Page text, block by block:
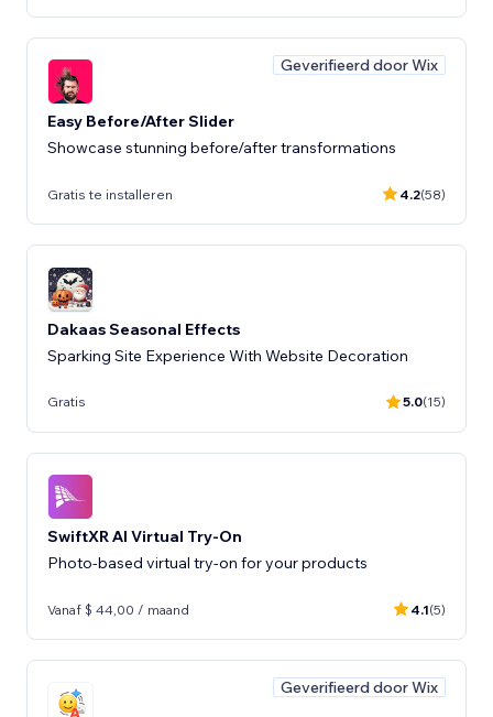
Geverifieerd door Wix
Easy Before/After Slider
Showcase stunning before/after transformations
Gratis te installeren 4.2(58)
Dakaas Seasonal Effects
Sparking Site Experience With Website Decoration
Gratis 5.0(15)
SwiftXR AI Virtual Try-On
Photo-based virtual try-on for your products
Vanaf $ 44,00 / maand 4.1(5)
Geverifieerd door Wix